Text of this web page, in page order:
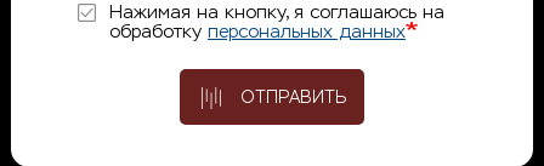
Нажимая на кнопку, я соглашаюсь на
обработку персональных данных
ОТПРАВИТЬ